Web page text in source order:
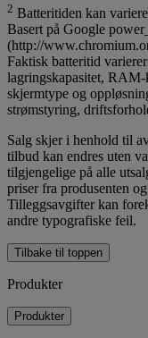
2 Batteritiden kan
Basert på Google
(http://
Faktisk batteritid
lagringskapasitet, RAM-
skjermtype og
strømstyring,
Salg skjer i henhold til
tilbud kan endres uten
tilgjengelige på alle
priser fra produsenten
Tilleggsavgifter kan
andre typografiske feil.
Tilbake til toppen
Produkter
Produkter